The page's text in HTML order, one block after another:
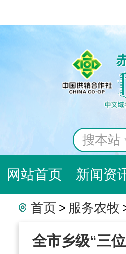
搜本站
网站首页 新闻资
“三位一体”组织社办
首页 > 服务农牧
全市乡级“三